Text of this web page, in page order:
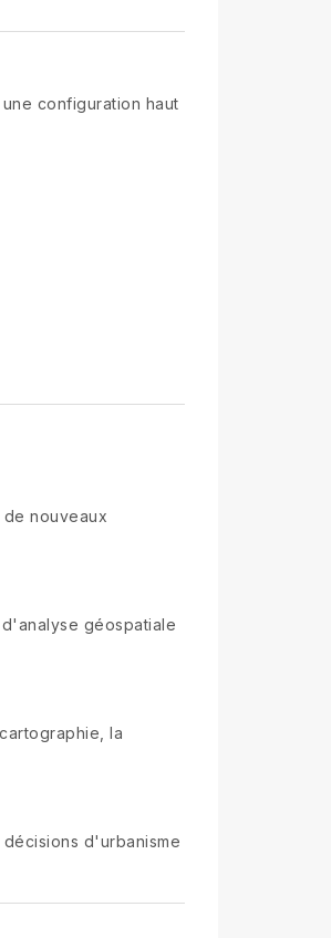
configuration haut
nouveaux
géospatiale
la
d'urbanisme